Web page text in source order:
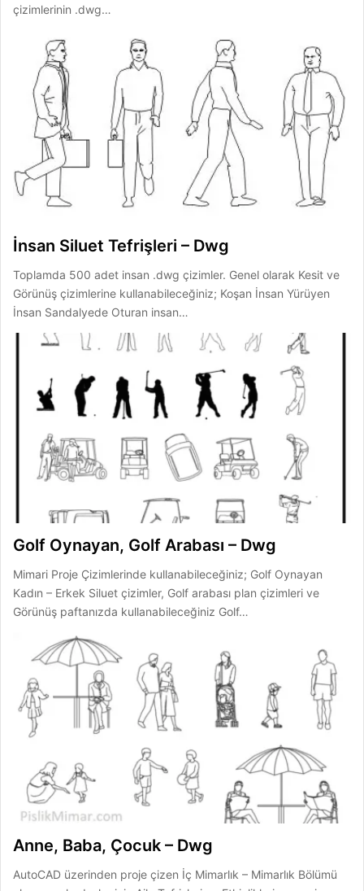
çizimlerinin .dwg…
İnsan Siluet Tefrişleri – Dwg
Toplamda 500 adet insan .dwg çizimler. Genel olarak Kesit ve
Görünüş çizimlerine kullanabileceğiniz; Koşan İnsan Yürüyen
İnsan Sandalyede Oturan insan…
Golf Oynayan, Golf Arabası – Dwg
Mimari Proje Çizimlerinde kullanabileceğiniz; Golf Oynayan
Kadın – Erkek Siluet çizimler, Golf arabası plan çizimleri ve
Görünüş paftanızda kullanabileceğiniz Golf…
Anne, Baba, Çocuk – Dwg
AutoCAD üzerinden proje çizen İç Mimarlık – Mimarlık Bölümü